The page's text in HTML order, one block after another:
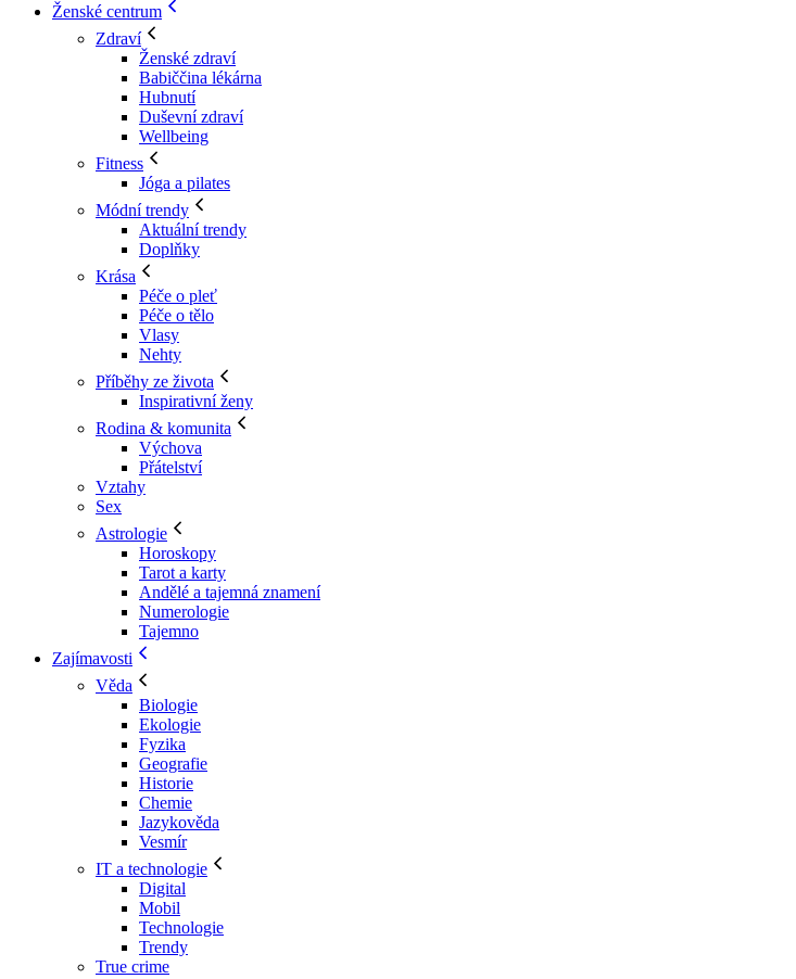
Ženské centrum
Zdraví
Ženské zdraví
Babiččina lékárna
Hubnutí
Duševní zdraví
Wellbeing
Fitness
Jóga a pilates
Módní trendy
Aktuální trendy
Doplňky
Krása
Péče o pleť
Péče o tělo
Vlasy
Nehty
Příběhy ze života
Inspirativní ženy
Rodina & komunita
Výchova
Přátelství
Vztahy
Sex
Astrologie
Horoskopy
Tarot a karty
Andělé a tajemná znamení
Numerologie
Tajemno
Zajímavosti
Věda
Biologie
Ekologie
Fyzika
Geografie
Historie
Chemie
Jazykověda
Vesmír
IT a technologie
Digital
Mobil
Technologie
Trendy
True crime